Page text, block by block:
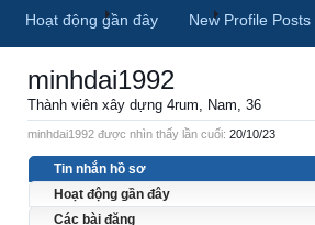
Trang chủ Thành viên minhdai1992
minhdai1992
Thành viên xây dựng 4rum, Nam, 36
minhdai1992 được nhìn thấy lần cuối: 20/10/23
Tin nhắn hồ sơ
Hoạt động gần đây
Các bài đăng
Hoạt động gần đây New Profile Posts